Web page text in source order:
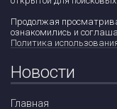
Продолжая
ознакомились и
Политика
Новости
Главная